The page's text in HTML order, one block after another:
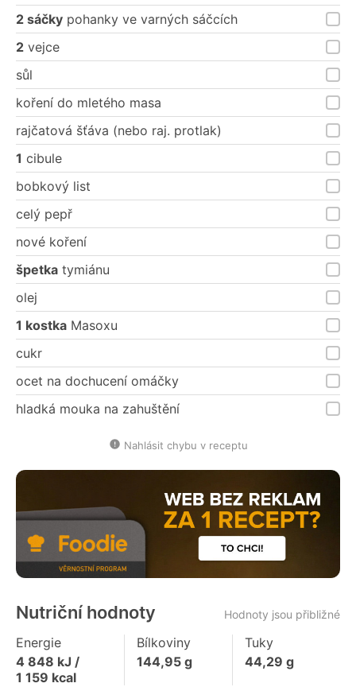
2 sáčky pohanky ve varných sáčcích
2 vejce
sůl
koření do mletého masa
rajčatová šťáva (nebo raj. protlak)
1 cibule
bobkový list
celý pepř
nové koření
špetka tymiánu
olej
1 kostka Masoxu
cukr
ocet na dochucení omáčky
hladká mouka na zahuštění
Nahlásit chybu v receptu
Nutriční hodnoty Hodnoty jsou přibližné
Energie
4 848 kJ /
1 159 kcal
Bílkoviny
144,95g
Tuky
44,29 g